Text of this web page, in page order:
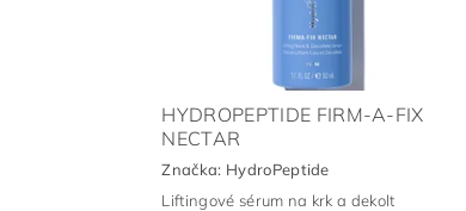
HYDROPEPTIDE FIRM-A-FIX
NECTAR
Značka: HydroPeptide
Liftingové sérum na krk a dekolt